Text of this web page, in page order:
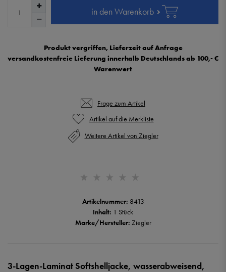
Artikelnummer: 8413
Inhalt: 1 Stück
Marke/Hersteller: Ziegler
in den Warenkorb
Produkt vergriffen, Lieferzeit auf Anfrage
versandkostenfreie Lieferung innerhalb Deutschlands ab 100,- €
Warenwert
Frage zum Artikel
Weitere Artikel von Ziegler
3-Lagen-Laminat Softshelljacke, wasserabweisend,